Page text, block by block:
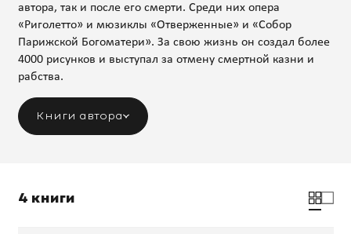
автора, так и после его смерти. Среди них опера
«Риголетто» и мюзиклы «Отверженные» и «Собор
Парижской Богоматери». За свою жизнь он создал более
4000 рисунков и выступал за отмену смертной казни и
рабства.
Книги автора
4 книги